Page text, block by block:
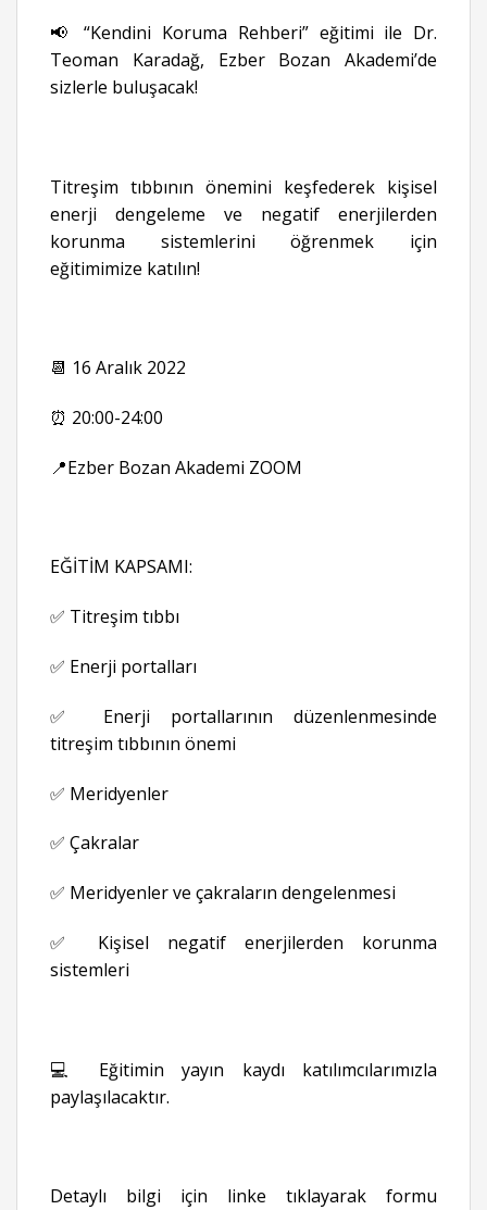
📢 “Kendini Koruma Rehberi” eğitimi ile Dr.
Teoman Karadağ, Ezber Bozan Akademi’de
sizlerle buluşacak!
Titreşim tıbbının önemini keşfederek kişisel
enerji dengeleme ve negatif enerjilerden
korunma sistemlerini öğrenmek için
eğitimimize katılın!
📆 16 Aralık 2022
⏰ 20:00-24:00
📍Ezber Bozan Akademi ZOOM
EĞİTİM KAPSAMI:
✅ Titreşim tıbbı
✅ Enerji portalları
✅ Enerji portallarının düzenlenmesinde
titreşim tıbbının önemi
✅ Meridyenler
✅ Çakralar
✅ Meridyenler ve çakraların dengelenmesi
✅ Kişisel negatif enerjilerden korunma
sistemleri
💻 Eğitimin yayın kaydı katılımcılarımızla
paylaşılacaktır.
Detaylı bilgi için linke tıklayarak formu